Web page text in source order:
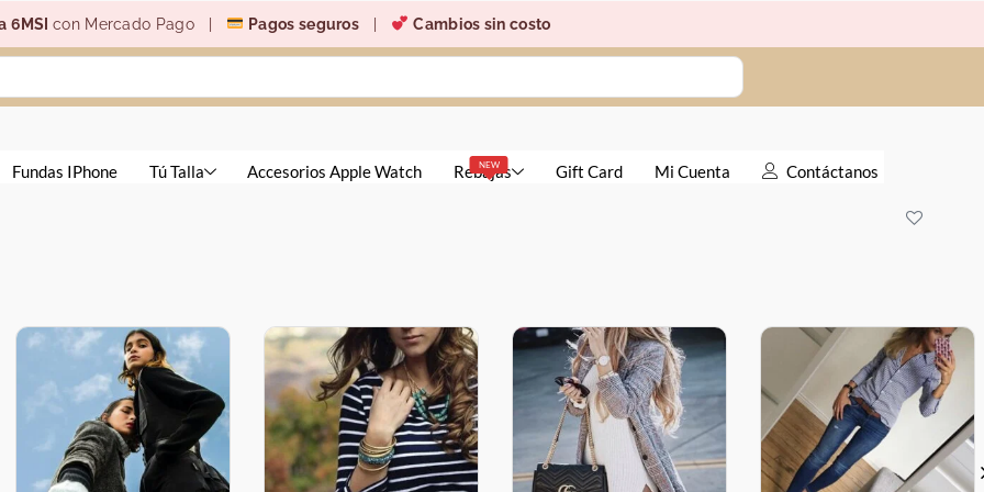
6MSIcon Mercado Pago | Pagos seguros Cambios sin costo
Fundas IPhone Tú Talla Accesorios Apple Watch NEW
Rebajas Gift Card Mi Cuenta Contáctanos